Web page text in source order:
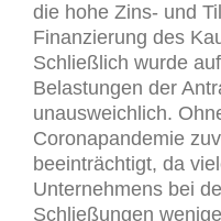
die hohe Zins- und
Finanzierung des
Schließlich wurde
Belastungen der
unausweichlich.
Coronapandemie
beeinträchtigt, da
Unternehmens bei
Schließungen